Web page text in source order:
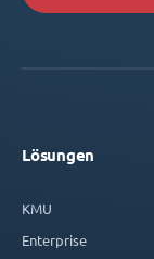
Lösungen
KMU
Enterprise